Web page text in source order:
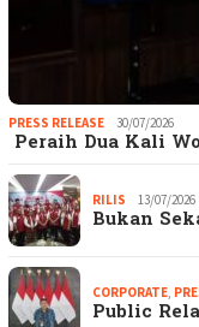
PRESS RELEASE 30/07/2026
Peraih Dua Kali
RILIS 13/07/2026
Bukan
CORPORATE
Public